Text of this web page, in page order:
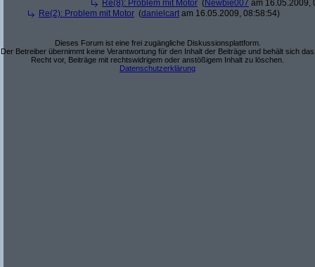
Re(8): Problem mit Motor ( Newbie007 am 16.05.2009,
Re(2): Problem mit Motor (danielcart am 16.05.2009, 08:58:54)
Dieses Forum ist eine frei zugängliche Diskussionsplattform.
Der Betreiber übernimmt keine Verantwortung für den Inhalt der Beiträge und behält sich das
Recht vor, Beiträge mit rechtswidrigem oder anstößigem Inhalt zu löschen.
Datenschutzerklärung